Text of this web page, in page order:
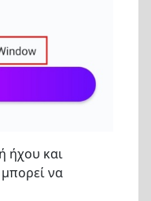
ήχου και
να